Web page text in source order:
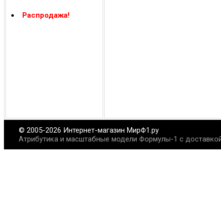
Распродажа!
© 2005-2026 Интернет-магазин МирФ1.ру
Атрибутика и масштабные модели Формулы-1 с